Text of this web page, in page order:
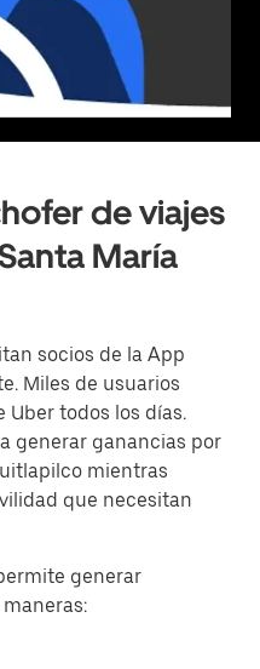
de viajes
María
socios de la App
Miles de usuarios
Uber todos los días.
generar ganancias por
mientras
que necesitan
generar